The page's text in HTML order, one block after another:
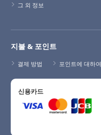
그 외 정보
지불 & 포인트
결제 방법 포인트에 대하여
신용카드